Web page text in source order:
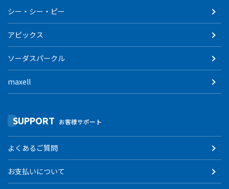
シー・シー・ピー
アピックス
ソーダスパークル
maxell
SUPPORT お客様サポート
よくあるご質問
お支払いについて